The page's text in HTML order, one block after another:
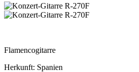
Flamencogitarre
Herkunft: Spanien